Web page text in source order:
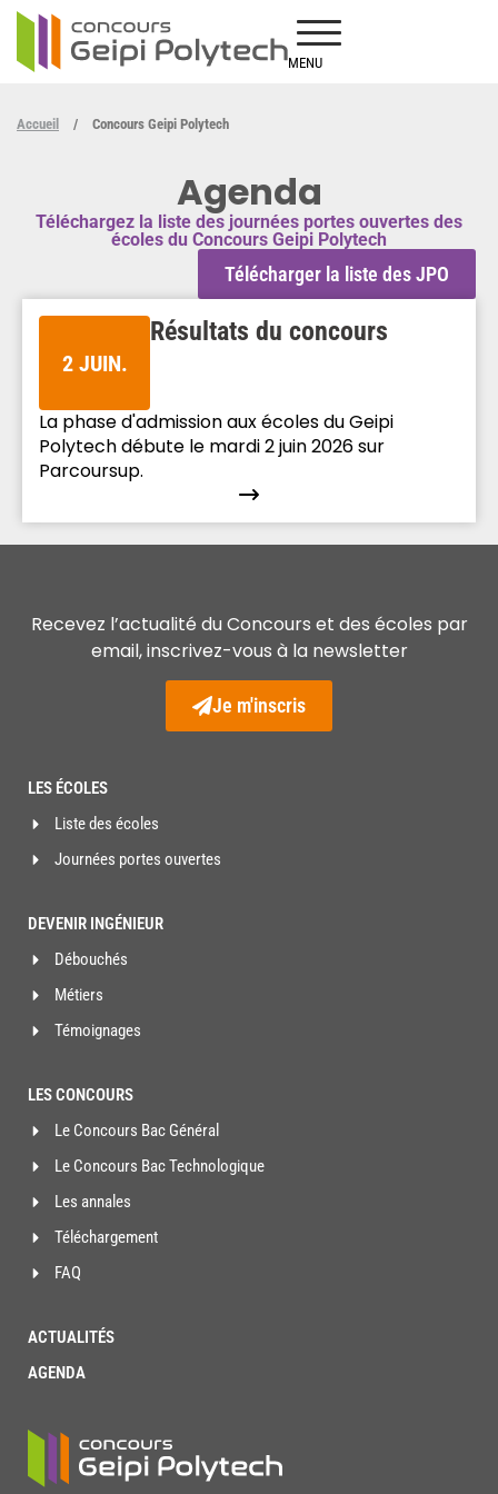
MENU
Accueil / Concours Geipi Polytech
Agenda
Téléchargez la liste des journées portes ouvertes des
écoles du Concours Geipi Polytech
Télécharger la liste des JPO
2 JUIN.
Résultats du concours
La phase d'admission aux écoles du Geipi
Polytech débute le mardi 2 juin 2026 sur
Parcoursup.
Recevez l’actualité du Concours et des écoles par
email, inscrivez-vous à la newsletter
Je m'inscris
LES ÉCOLES
Liste des écoles
Journées portes ouvertes
DEVENIR INGÉNIEUR
Débouchés
Métiers
Témoignages
LES CONCOURS
Le Concours Bac Général
Le Concours Bac Technologique
Les annales
Téléchargement
FAQ
ACTUALITÉS
AGENDA